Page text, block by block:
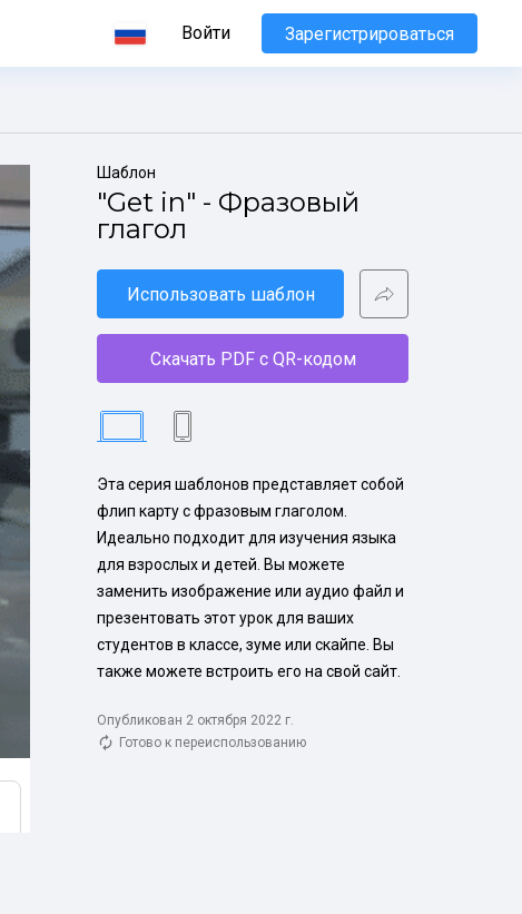
Войти Зарегистрироваться
Шаблон
"Get in" - Фразовый
глагол
Использовать шаблон
Скачать PDF с QR-кодом
Эта серия шаблонов представляет собой
флип карту с фразовым глаголом.
Идеально подходит для изучения языка
для взрослых и детей. Вы можете
заменить изображение или аудио файл и
презентовать этот урок для ваших
студентов в классе, зуме или скайпе. Вы
также можете встроить его на свой сайт.
Опубликован 2 октября 2022 г.
Готово к переиспользованию